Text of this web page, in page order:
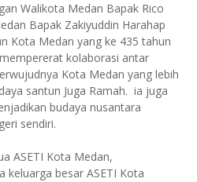
Walikota Medan Bapak Rico
Bapak Zakiyuddin Harahap
Kota Medan yang ke 435 tahun
kolaborasi antar
Kota Medan yang lebih
santun Juga Ramah. ia juga
budaya nusantara
sendiri.
ASETI Kota Medan,
besar ASETI Kota